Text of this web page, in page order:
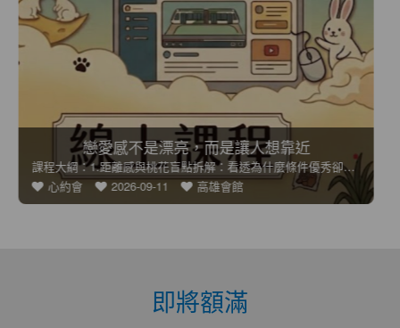
是平民還是狼人
春天會館精心規劃多元主題聯誼活動，結合運動、桌遊、手作、美食
揪約會
2026-08-15 新竹會館
即將額滿